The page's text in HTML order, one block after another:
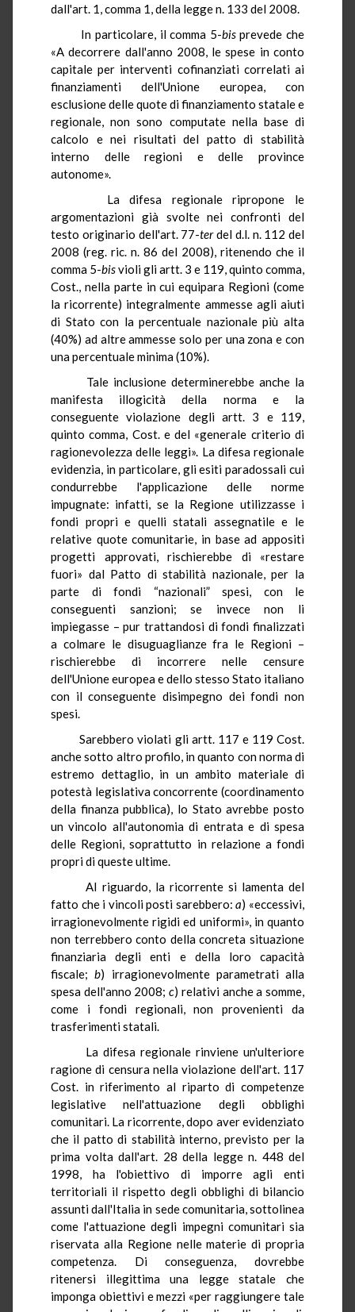
dall'art. 1, comma 1, della legge n. 133 del 2008.
In particolare, il comma 5-bisprevede che
«A decorrere dall'anno 2008, le spese in conto
capitale per interventi cofinanziati correlati ai
finanziamenti dell'Unione europea, con
esclusione delle quote di finanziamento statale e
regionale, non sono computate nella base di
calcolo e nei risultati del patto di stabilità
interno delle regioni e delle province
autonome».
La difesa regionale ripropone le
argomentazioni già svolte nei confronti del
testo originario dell'art. 77-terdel d.l. n. 112 del
2008 (reg. ric. n. 86 del 2008), ritenendo che il
comma 5-bisvioli gli artt. 3 e 119, quinto comma,
Cost., nella parte in cui equipara Regioni (come
la ricorrente) integralmente ammesse agli aiuti
di Stato con la percentuale nazionale più alta
(40%) ad altre ammesse solo per una zona e con
una percentuale minima (10%).
Tale inclusione determinerebbe anche la
manifesta illogicità della norma e la
conseguente violazione degli artt. 3 e 119,
quinto comma, Cost. e del «generale criterio di
ragionevolezza delle leggi». La difesa regionale
evidenzia, in particolare, gli esiti paradossali cui
condurrebbe l'applicazione delle norme
impugnate: infatti, se la Regione utilizzasse i
fondi propri e quelli statali assegnatile e le
relative quote comunitarie, in base ad appositi
progetti approvati, rischierebbe di «restare
fuori» dal Patto di stabilità nazionale, per la
parte di fondi “nazionali” spesi, con le
conseguenti sanzioni; se invece non li
impiegasse – pur trattandosi di fondi finalizzati
a colmare le disuguaglianze fra le Regioni –
rischierebbe di incorrere nelle censure
dell'Unione europea e dello stesso Stato italiano
con il conseguente disimpegno dei fondi non
spesi.
Sarebbero violati gli artt. 117 e 119 Cost.
anche sotto altro profilo, in quanto con norma di
estremo dettaglio, in un ambito materiale di
potestà legislativa concorrente (coordinamento
della finanza pubblica), lo Stato avrebbe posto
un vincolo all'autonomia di entrata e di spesa
delle Regioni, soprattutto in relazione a fondi
propri di queste ultime.
Al riguardo, la ricorrente si lamenta del
fatto che i vincoli posti sarebbero:a) «eccessivi,
irragionevolmente rigidi ed uniformi», in quanto
non terrebbero conto della concreta situazione
finanziaria degli enti e della loro capacità
fiscale;b) irragionevolmente parametrati alla
spesa dell'anno 2008;c) relativi anche a somme,
come i fondi regionali, non provenienti da
trasferimenti statali.
La difesa regionale rinviene un'ulteriore
ragione di censura nella violazione dell'art. 117
Cost. in riferimento al riparto di competenze
legislative nell'attuazione degli obblighi
comunitari. La ricorrente, dopo aver evidenziato
che il patto di stabilità interno, previsto per la
prima volta dall'art. 28 della legge n. 448 del
1998, ha l'obiettivo di imporre agli enti
territoriali il rispetto degli obblighi di bilancio
assunti dall'Italia in sede comunitaria, sottolinea
come l'attuazione degli impegni comunitari sia
riservata alla Regione nelle materie di propria
competenza. Di conseguenza, dovrebbe
ritenersi illegittima una legge statale che
imponga obiettivi e mezzi «per raggiungere tale